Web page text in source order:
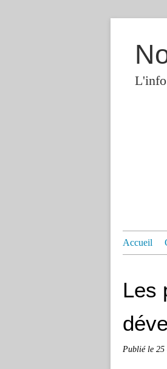
Accueil
Les
Publié le 25